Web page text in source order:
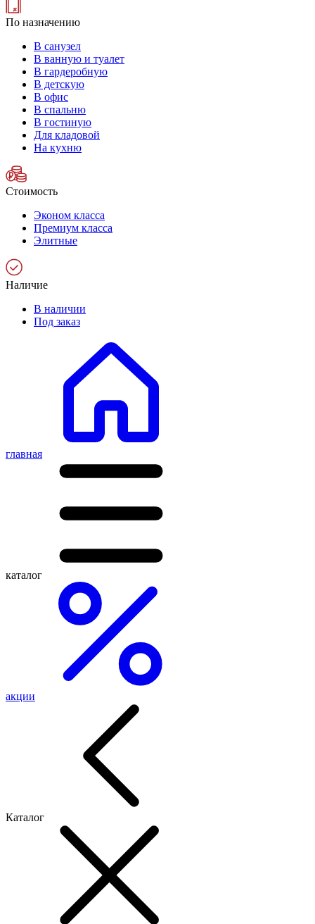
По назначению
В санузел
В ванную и туалет
В гардеробную
В детскую
В офис
В спальню
В гостиную
Для кладовой
На кухню
Стоимость
Эконом класса
Премиум класса
Элитные
Наличие
В наличии
Под заказ
главная
каталог
акции
Каталог